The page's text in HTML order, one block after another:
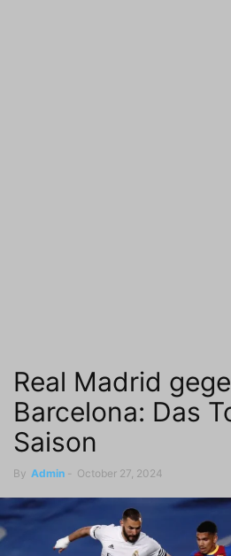
Real Madrid
Barcelona: Das
Saison
By Admin - October 27, 2024